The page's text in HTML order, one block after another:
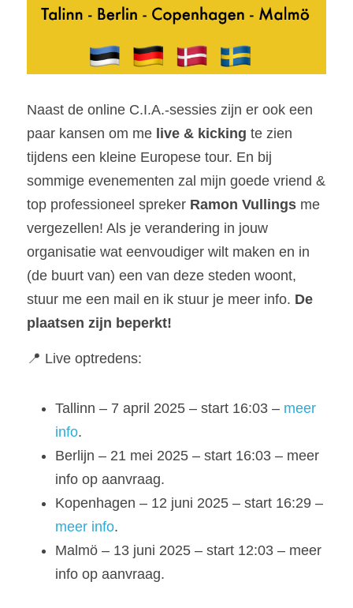
Naast de online C.I.A.-sessies zijn er ook een
paar kansen om me live & kicking te zien
tijdens een kleine Europese tour. En bij
sommige evenementen zal mijn goede vriend &
top professioneel spreker Ramon Vullings me
vergezellen! Als je verandering in jouw
organisatie wat eenvoudiger wilt maken en in
(de buurt van) een van deze steden woont,
stuur me een mail en ik stuur je meer info. De
plaatsen zijn beperkt!
📍 Live optredens:
Tallinn – 7 april 2025 – start 16:03 – meer
info.
Berlijn – 21 mei 2025 – start 16:03 – meer
info op aanvraag.
meer info.
Malmö – 13 juni 2025 – start 12:03 – meer
info op aanvraag.